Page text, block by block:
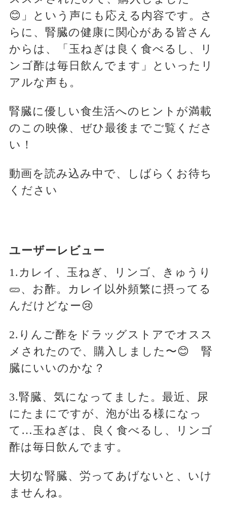
😊」という声にも応える内容です。さ
らに、腎臓の健康に関心がある皆さん
からは、「玉ねぎは良く食べるし、リ
ンゴ酢は毎日飲んでます」といったリ
アルな声も。
腎臓に優しい食生活へのヒントが満載
のこの映像、ぜひ最後までご覧くださ
い！
動画を読み込み中で、しばらくお待ち
ください
ユーザーレビュー
1.カレイ、玉ねぎ、リンゴ、きゅうり
🥒、お酢。カレイ以外頻繁に摂ってる
んだけどなー😢
2.りんご酢をドラッグストアでオスス
メされたので、購入しました〜😊 腎
臓にいいのかな？
3.腎臓、気になってました。最近、尿
にたまにですが、泡が出る様になっ
て…玉ねぎは、良く食べるし、リンゴ
酢は毎日飲んでます。
大切な腎臓、労ってあげないと、いけ
ませんね。